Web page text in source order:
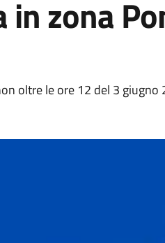
zona
oltre le ore 12 del 3 giugno